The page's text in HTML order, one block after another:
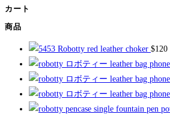
カート
商品
Robotty red leather choker $120